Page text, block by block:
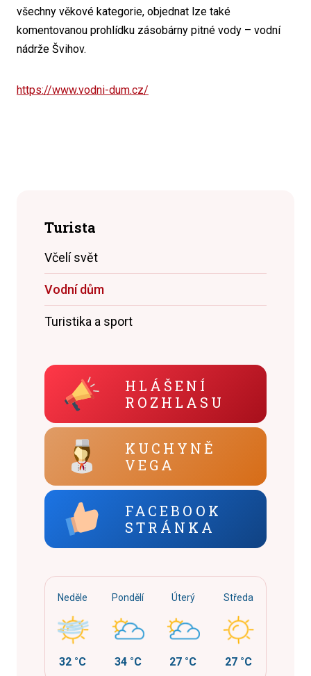
všechny věkové kategorie, objednat lze také
komentovanou prohlídku zásobárny pitné vody – vodní
nádrže Švihov.
https://www.vodni-dum.cz/
Turista
Včelí svět
Vodní dům
Turistika a sport
HLÁŠENÍ
ROZHLASU
KUCHYNĚ
VEGA
FACEBOOK
STRÁNKA
Neděle
32 °C
Pondělí
34 °C
Úterý
27 °C
Středa
27 °C